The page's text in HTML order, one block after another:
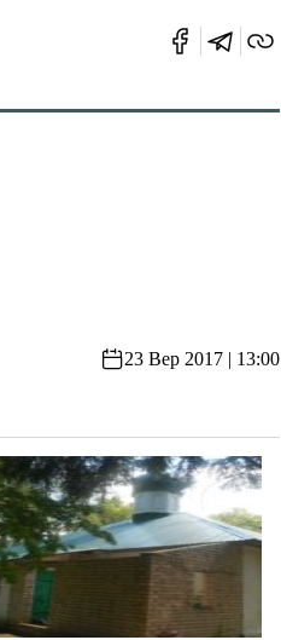
23 Вер 2017 | 13:00